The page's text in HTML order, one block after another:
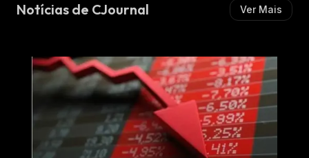
Notícias de CJournal Ver Mais